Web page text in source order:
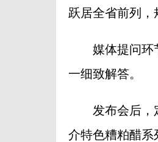
跃居全省前列，
媒体提问环节
一细致解答。
发布会后，定
介特色糟粕醋系